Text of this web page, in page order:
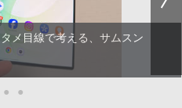
メ目線で考える、サムスン
● ●